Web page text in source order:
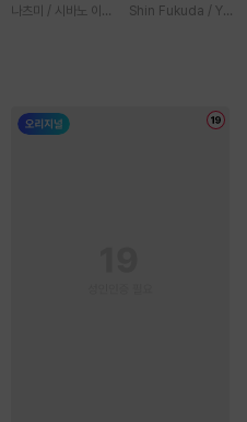
든 것을 포기한 평
나츠미 / 시바노 이즈미
하께서는 오늘도
Shin Fukuda / Yoko